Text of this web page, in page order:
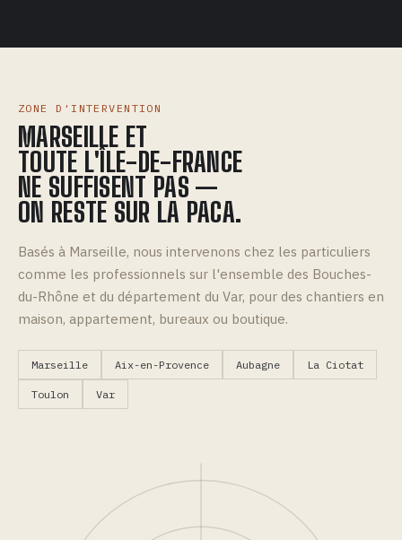
ZONE D'INTERVENTION
MARSEILLE ET
TOUTE L'ÎLE-DE-FRANCE
NE SUFFISENT PAS —
ON RESTE SUR LA PACA.
Basés à Marseille, nous intervenons chez les particuliers
comme les professionnels sur l'ensemble des Bouches-
du-Rhône et du département du Var, pour des chantiers en
maison, appartement, bureaux ou boutique.
Marseille Aix-en-Provence Aubagne La Ciotat
Toulon Var